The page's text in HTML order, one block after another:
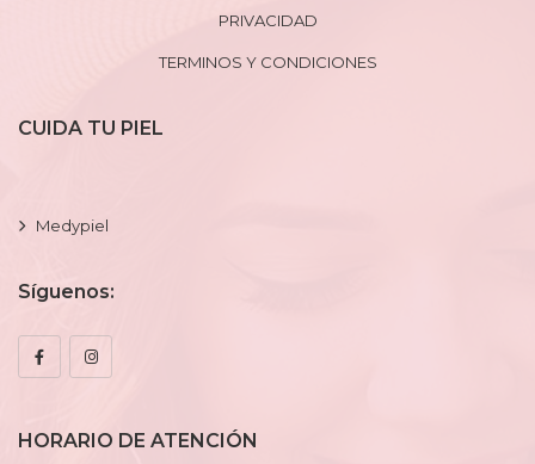
PRIVACIDAD
TERMINOS Y CONDICIONES
CUIDA TU PIEL
Medypiel
Síguenos:
HORARIO DE ATENCIÓN